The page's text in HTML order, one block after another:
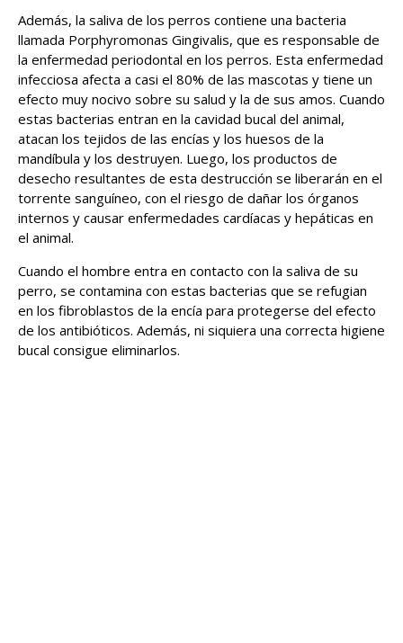
Además, la saliva de los perros contiene una bacteria
llamada Porphyromonas Gingivalis, que es responsable de
la enfermedad periodontal en los perros. Esta enfermedad
infecciosa afecta a casi el 80% de las mascotas y tiene un
efecto muy nocivo sobre su salud y la de sus amos. Cuando
estas bacterias entran en la cavidad bucal del animal,
atacan los tejidos de las encías y los huesos de la
mandíbula y los destruyen. Luego, los productos de
desecho resultantes de esta destrucción se liberarán en el
torrente sanguíneo, con el riesgo de dañar los órganos
internos y causar enfermedades cardíacas y hepáticas en
el animal.
Cuando el hombre entra en contacto con la saliva de su
perro, se contamina con estas bacterias que se refugian
en los fibroblastos de la encía para protegerse del efecto
de los antibióticos. Además, ni siquiera una correcta higiene
bucal consigue eliminarlos.